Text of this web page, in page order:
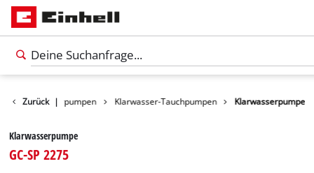
Zurück |
Wasserpumpen Klarwasser-Tauchpumpen Klarwasserpumpe
Klarwasserpumpe
GC-SP 2275